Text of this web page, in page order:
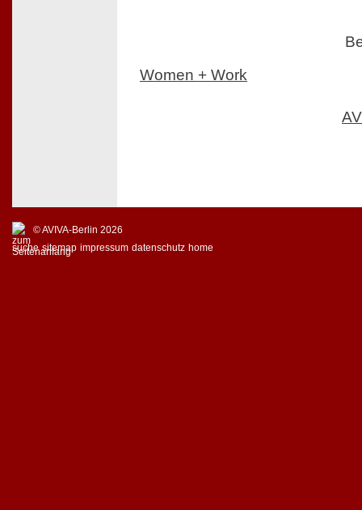
Women + Work
© AVIVA-Berlin 2026
suche sitemap impressum datenschutz home